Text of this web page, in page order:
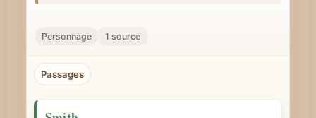
r
n
o
Personnage 1 source
Passages